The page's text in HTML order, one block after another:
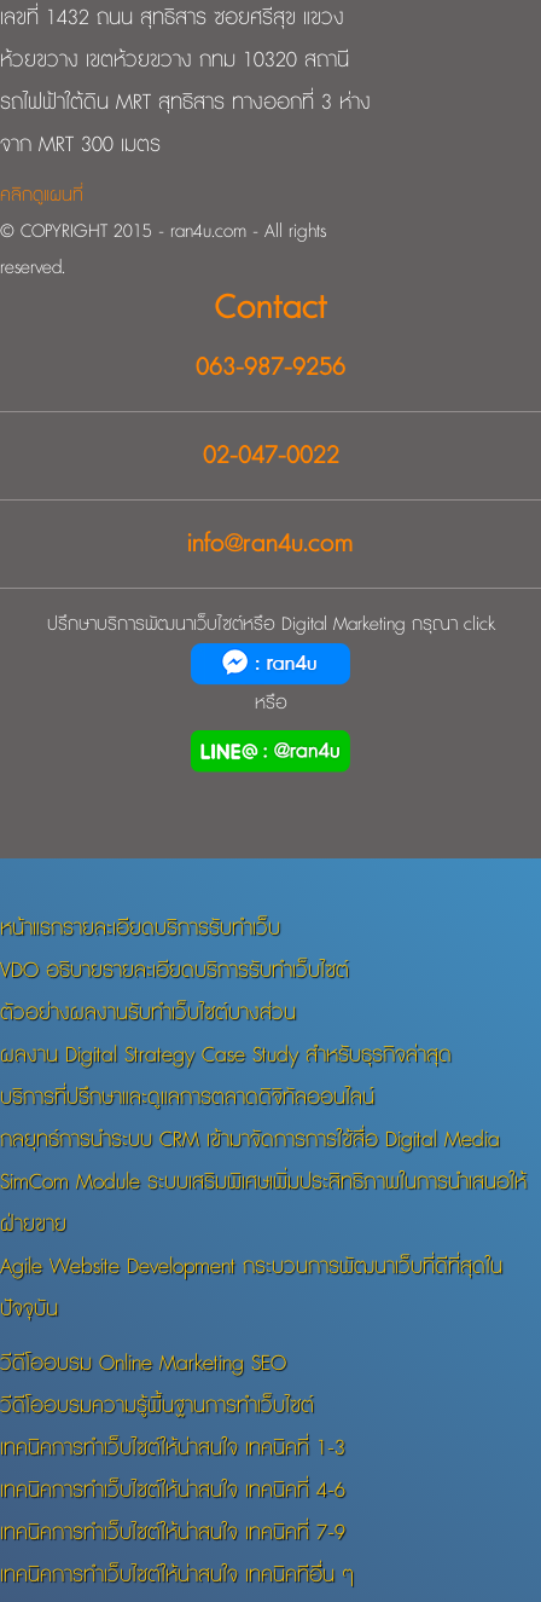
เลขที่ 1432 ถนน สุทธิสาร ซอยศรีสุข แขวง
ห้วยขวาง เขตห้วยขวาง กทม 10320 สถานี
รถไฟฟ้าใต้ดิน MRT สุทธิสาร ทางออกที่ 3 ห่าง
จาก MRT 300 เมตร
คลิกดูแผนที่
© COPYRIGHT 2015 - ran4u.com - All rights
reserved.
Contact
‭063-987-9256‬
02-047-0022
info@ran4u.com
ปรึกษาบริการพัฒนาเว็บไซต์หรือ Digital Marketing กรุณา click
หรือ
หน้าแรกรายละเอียดบริการรับทำเว็บ
VDO อธิบายรายละเอียดบริการรับทำเว็บไซต์
ตัวอย่างผลงานรับทำเว็บไซต์บางส่วน
ผลงาน Digital Strategy Case Study สำหรับธุรกิจล่าสุด
บริการที่ปรึกษาและดูแลการตลาดดิจิทัลออนไลน์
กลยุทธ์การนำระบบ CRM เข้ามาจัดการการใช้สื่อ Digital Media
SimCom Module ระบบเสริมพิเศษเพิ่มประสิทธิภาพในการนำเสนอให้
ฝ่ายขาย
Agile Website Development กระบวนการพัฒนาเว็บที่ดีที่สุดใน
ปัจจุบัน
วีดีโออบรม Online Marketing SEO
วีดีโออบรมความรู้พื้นฐานการทำเว็บไซต์
เทคนิคการทำเว็บไซต์ให้น่าสนใจ เทคนิคที่ 1-3
เทคนิคการทำเว็บไซต์ให้น่าสนใจ เทคนิคที่ 4-6
เทคนิคการทำเว็บไซต์ให้น่าสนใจ เทคนิคที่ 7-9
เทคนิคการทำเว็บไซต์ให้น่าสนใจ เทคนิคทีอื่น ๆ